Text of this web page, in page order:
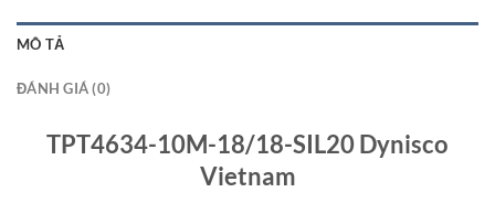
MÔ TẢ
ĐÁNH GIÁ (0)
TPT4634-10M-18/18-SIL20 Dynisco
Vietnam